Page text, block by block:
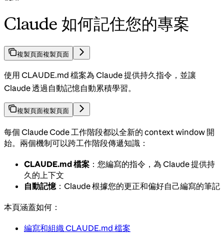
Claude 如何記住您的專案
複製頁面複製頁面
使用 CLAUDE.md 檔案為 Claude 提供持久指令，並讓
Claude 透過自動記憶自動累積學習。
複製頁面複製頁面
每個 Claude Code 工作階段都以全新的 context window 開
始。兩個機制可以跨工作階段傳遞知識：
CLAUDE.md 檔案 ：您編寫的指令，為 Claude 提供持
久的上下文
自動記憶：Claude 根據您的更正和偏好自己編寫的筆記
本頁涵蓋如何：
編寫和組織 CLAUDE.md 檔案